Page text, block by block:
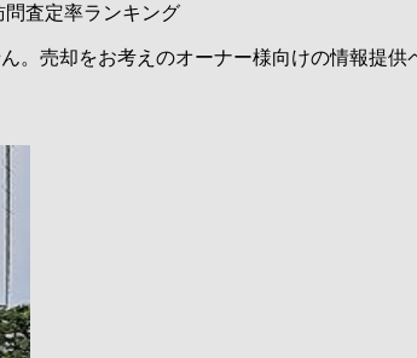
査定率ランキング
。売却をお考えのオーナー様向けの情報提供